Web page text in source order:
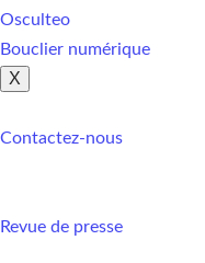
Osculteo
Bouclier numérique
X
Contactez-nous
Revue de presse